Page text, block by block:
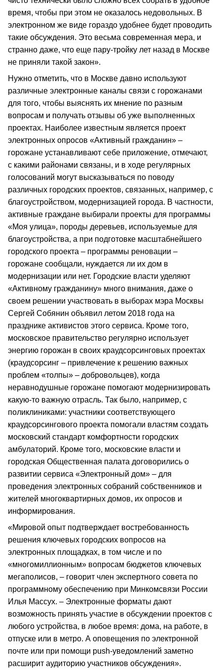
время, чтобы при этом не оказалось недовольных. В
электронном же виде гораздо удобнее будет проводить
такие обсуждения. Это весьма современная мера, и
странно даже, что еще пару-тройку лет назад в Москве
не приняли такой закон».
Нужно отметить, что в Москве давно используют
различные электронные каналы связи с горожанами
для того, чтобы выяснять их мнение по разным
вопросам и получать отзывы об уже выполненных
проектах. Наиболее известным является проект
электронных опросов «Активный гражданин» –
горожане устанавливают себе приложение, отмечают,
с какими районами связаны, и в ходе регулярных
голосований могут высказываться по поводу
различных городских проектов, связанных, например, с
благоустройством, модернизацией города. В частности,
активные граждане выбирали проекты для программы
«Моя улица», породы деревьев, используемые для
благоустройства, а при подготовке масштабнейшего
городского проекта – программы реновации –
горожане сообщали, нуждается ли их дом в
модернизации или нет. Городские власти уделяют
«Активному гражданину» много внимания, даже о
своем решении участвовать в выборах мэра Москвы
Сергей Собянин объявил летом 2018 года на
празднике активистов этого сервиса. Кроме того,
московское правительство регулярно использует
энергию горожан в своих краудсорсинговых проектах
(краудсорсинг – привлечение к решению важных
проблем «толпы» – добровольцев), когда
неравнодушные горожане помогают модернизировать
какую-то важную отрасль. Так было, например, с
поликлиниками: участники соответствующего
краудсорсингового проекта помогали властям создать
московский стандарт комфортности городских
амбулаторий. Кроме того, московские власти и
городская Общественная палата договорились о
развитии сервиса «Электронный дом» – для
проведения электронных собраний собственников и
жителей многоквартирных домов, их опросов и
информирования.
«Мировой опыт подтверждает востребованность
решения ключевых городских вопросов на
электронных площадках, в том числе и по
«многомиллионным» вопросам бюджетов ключевых
мегаполисов, – говорит член экспертного совета по
программному обеспечению при Минкомсвязи России
Илья Массух. – Электронные форматы дают
возможность принять участие в обсуждении проектов с
любого устройства, в любое время: дома, на работе, в
отпуске или в метро. А оповещения по электронной
почте или при помощи push-уведомлений заметно
расширит аудиторию участников обсуждения».